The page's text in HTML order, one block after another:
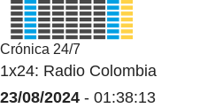
Crónica 24/7
1x24: Radio Colombia
23/08/2024 - 01:38:13